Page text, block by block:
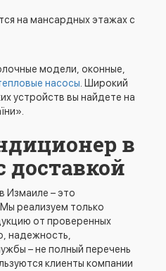
на мансардных этажах с
модели, оконные,
насосы. Широкий
устройств вы найдете на
в
доставкой
Измаиле – это
реализуем только
от проверенных
надежность,
– не полный перечень
клиенты компании